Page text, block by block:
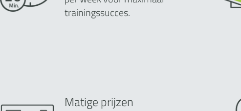
trainingssucces.
Matige prijzen